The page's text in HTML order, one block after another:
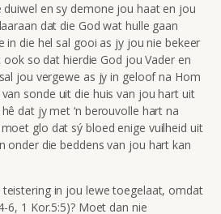
en sy demone jou haat en jou
dat die God wat hulle gaan
in die hel sal gooi as jy jou nie bekeer
so dat hierdie God jou Vader en
jou vergewe as jy in geloof na Hom
sonde uit die huis van jou hart uit
dat jy met ‘n berouvolle hart na
glo dat sý bloed enige vuilheid uit
onder die beddens van jou hart kan
in jou lewe toegelaat, omdat
6, 1 Kor.5:5)? Moet dan nie